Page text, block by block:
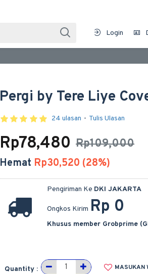
Login
Pergi by Tere Liye
24 ulasan - Tulis Ulasan
Rp109,000
Rp78,480
Hemat Rp30,520 (28%)
Pengiriman Ke DKI JAKARTA
Ongkos Kirim Rp 0
Khusus member Grobprime
Quantity : MASUKAN